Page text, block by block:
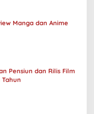
Manga dan Anime
Pensiun dan Rilis Film